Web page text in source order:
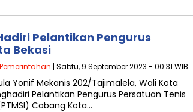
Pelantikan Pengurus
Bekasi
Pemerintahan | Sabtu, 9 September 2023 - 00:31 WIB
Yonif Mekanis 202/Tajimalela, Wali Kota
Pelantikan Pengurus Persatuan Tenis
Cabang Kota…